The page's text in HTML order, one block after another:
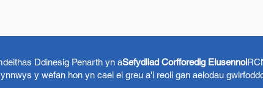
Ddinesig Penarth yn aSefydliad Corfforedig Elusennol
y wefan hon yn cael ei greu a'i reoli gan aelodau